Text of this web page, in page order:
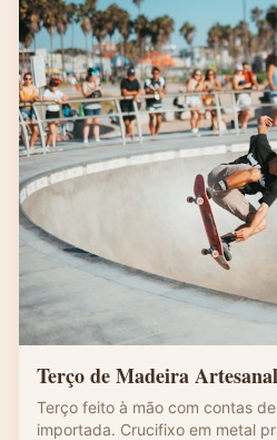
Terço de Madeira Artesanal
Terço feito à mão com contas
importada. Crucifixo em metal